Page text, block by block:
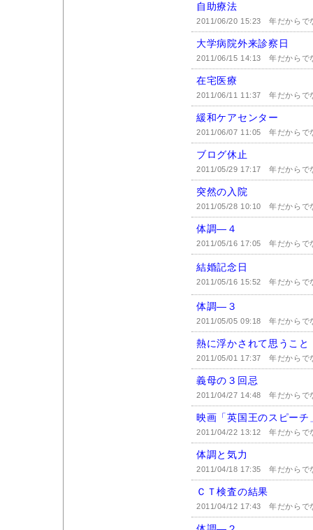
自助療法
2011/06/20 15:23年だからで
大学病院外来診察日
2011/06/15 14:13年だからで
在宅医療
2011/06/11 11:37年だからで
緩和ケアセンター
2011/06/07 11:05年だからで
ブログ休止
2011/05/29 17:17年だからで
突然の入院
2011/05/28 10:10年だからで
体調―４
2011/05/16 17:05年だからで
結婚記念日
2011/05/16 15:52年だからで
体調―３
2011/05/05 09:18年だからで
熱に浮かされて思うこと
2011/05/01 17:37年だからで
義母の３回忌
2011/04/27 14:48年だからで
映画「英国王のスピーチ
2011/04/22 13:12年だからで
体調と気力
2011/04/18 17:35年だからで
ＣＴ検査の結果
2011/04/12 17:43年だからで